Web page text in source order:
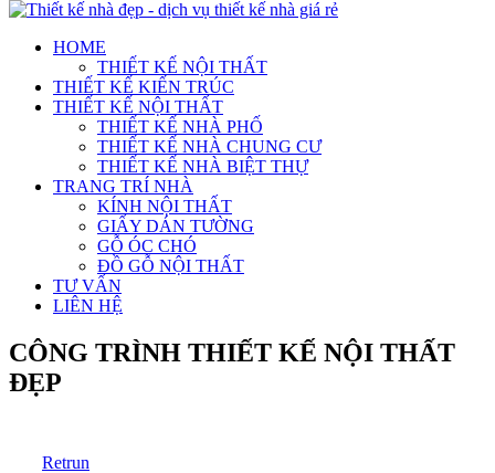
HOME
THIẾT KẾ NỘI THẤT
THIẾT KẾ KIẾN TRÚC
THIẾT KẾ NỘI THẤT
THIẾT KẾ NHÀ PHỐ
THIẾT KẾ NHÀ CHUNG CƯ
THIẾT KẾ NHÀ BIỆT THỰ
TRANG TRÍ NHÀ
KÍNH NỘI THẤT
GIẤY DÁN TƯỜNG
GỖ ÓC CHÓ
ĐỒ GỖ NỘI THẤT
TƯ VẤN
LIÊN HỆ
CÔNG TRÌNH THIẾT KẾ NỘI THẤT
ĐẸP
Retrun